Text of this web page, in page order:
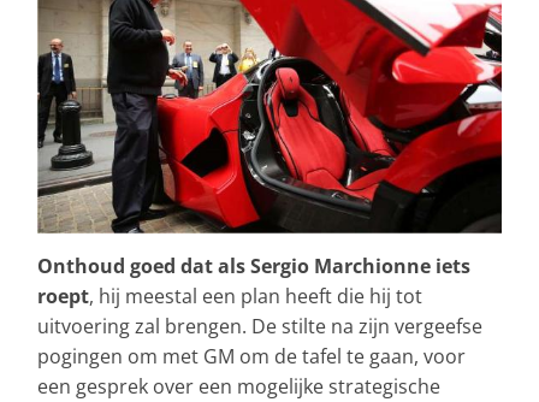
Onthoud goed dat als Sergio Marchionne iets
roept, hij meestal een plan heeft die hij tot
uitvoering zal brengen. De stilte na zijn vergeefse
pogingen om met GM om de tafel te gaan, voor
een gesprek over een mogelijke strategische